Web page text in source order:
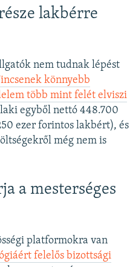
lakbérre
nem tudnak lépést
könnyebb
több mint felét elviszi
egyből nettó 448.700
ezer forintos lakbért), és
még nem is
a mesterséges
platformokra van
felelős bizottsági